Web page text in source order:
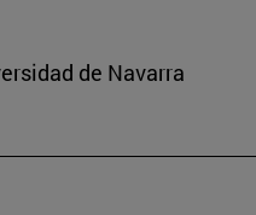
de Navarra